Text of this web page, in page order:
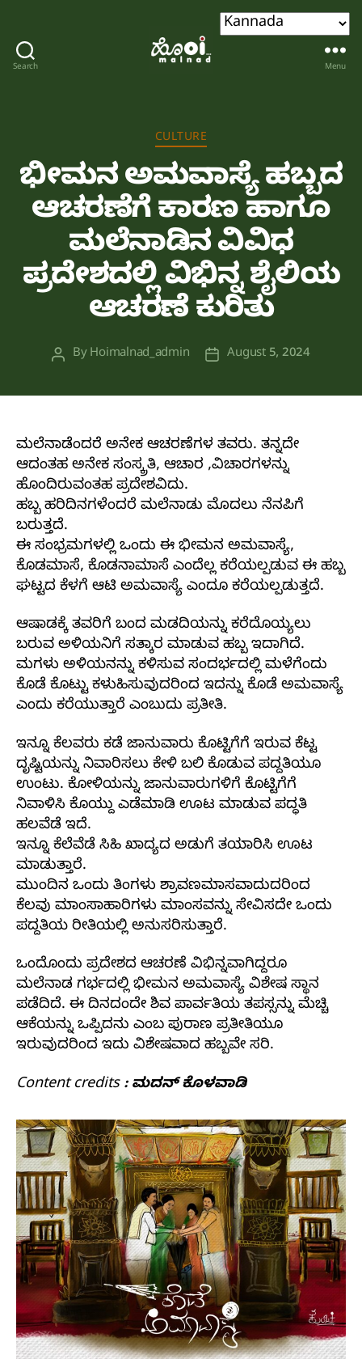
Search Menu
Categories
CULTURE
ಭೀಮನ ಅಮವಾಸ್ಯೆ ಹಬ್ಬದ
ಆಚರಣೆಗೆ ಕಾರಣ ಹಾಗೂ
ಮಲೆನಾಡಿನ ವಿವಿಧ
ಪ್ರದೇಶದಲ್ಲಿ ವಿಭಿನ್ನ ಶೈಲಿಯ
ಆಚರಣೆ ಕುರಿತು
PostBy Hoimalnad_admin
PostAugust 5, 2024
ಮಲೆನಾಡೆಂದರೆ ಅನೇಕ ಆಚರಣೆಗಳ ತವರು. ತನ್ನದೇ
ಆದಂತಹ ಅನೇಕ ಸಂಸ್ಕ್ರತಿ, ಆಚಾರ ,ವಿಚಾರಗಳನ್ನು
ಹೊಂದಿರುವಂತಹ ಪ್ರದೇಶವಿದು.
ಹಬ್ಬ ಹರಿದಿನಗಳೆಂದರೆ ಮಲೆನಾಡು ಮೊದಲು ನೆನಪಿಗೆ
ಬರುತ್ತದೆ.
ಈ ಸಂಭ್ರಮಗಳಲ್ಲಿ ಒಂದು ಈ ಭೀಮನ ಅಮವಾಸ್ಯೆ,
ಕೊಡಮಾಸೆ, ಕೊಡನಾಮಾಸೆ ಎಂದೆಲ್ಲ ಕರೆಯಲ್ಪಡುವ ಈ ಹಬ್ಬ
ಘಟ್ಟದ ಕೆಳಗೆ ಆಟಿ ಅಮವಾಸ್ಯೆ ಎಂದೂ ಕರೆಯಲ್ಪಡುತ್ತದೆ.
ಆಷಾಡಕ್ಕೆ ತವರಿಗೆ ಬಂದ ಮಡದಿಯನ್ನು ಕರೆದೊಯ್ಯಲು
ಬರುವ ಅಳಿಯನಿಗೆ ಸತ್ಕಾರ ಮಾಡುವ ಹಬ್ಬ ಇದಾಗಿದೆ.
ಮಗಳು ಅಳಿಯನನ್ನು ಕಳಿಸುವ ಸಂದರ್ಭದಲ್ಲಿ ಮಳೆಗೆಂದು
ಕೊಡೆ ಕೊಟ್ಟು ಕಳುಹಿಸುವುದರಿಂದ ಇದನ್ನು ಕೊಡೆ ಅಮವಾಸ್ಯೆ
ಎಂದು ಕರೆಯುತ್ತಾರೆ ಎಂಬುದು ಪ್ರತೀತಿ.
ಇನ್ನೂ ಕೆಲವರು ಕಡೆ ಜಾನುವಾರು ಕೊಟ್ಟಿಗೆಗೆ ಇರುವ ಕೆಟ್ಟ
ದೃಷ್ಟಿಯನ್ನು ನಿವಾರಿಸಲು ಕೇಳಿ ಬಲಿ ಕೊಡುವ ಪದ್ದತಿಯೂ
ಉಂಟು. ಕೋಳಿಯನ್ನು ಜಾನುವಾರುಗಳಿಗೆ ಕೊಟ್ಟಿಗೆಗೆ
ನಿವಾಳಿಸಿ ಕೊಯ್ದು ಎಡೆಮಾಡಿ ಊಟ ಮಾಡುವ ಪದ್ಧತಿ
ಹಲವೆಡೆ ಇದೆ.
ಇನ್ನೂ ಕೆಲೆವೆಡೆ ಸಿಹಿ ಖಾದ್ಯದ ಅಡುಗೆ ತಯಾರಿಸಿ ಊಟ
ಮಾಡುತ್ತಾರೆ.
ಮುಂದಿನ ಒಂದು ತಿಂಗಳು ಶ್ರಾವಣಮಾಸವಾದುದರಿಂದ
ಕೆಲವು ಮಾಂಸಾಹಾರಿಗಳು ಮಾಂಸವನ್ನು ಸೇವಿಸದೇ ಒಂದು
ಪದ್ದತಿಯ ರೀತಿಯಲ್ಲಿ ಅನುಸರಿಸುತ್ತಾರೆ.
ಒಂದೊಂದು ಪ್ರದೇಶದ ಆಚರಣೆ ವಿಭಿನ್ನವಾಗಿದ್ದರೂ
ಮಲೆನಾಡ ಗರ್ಭದಲ್ಲಿ ಭೀಮನ ಅಮವಾಸ್ಯೆ ವಿಶೇಷ ಸ್ಥಾನ
ಪಡೆದಿದೆ. ಈ ದಿನದಂದೇ ಶಿವ ಪಾರ್ವತಿಯ ತಪಸ್ಸನ್ನು ಮೆಚ್ಚಿ
ಆಕೆಯನ್ನು ಒಪ್ಪಿದನು ಎಂಬ ಪುರಾಣ ಪ್ರತೀತಿಯೂ
ಇರುವುದರಿಂದ ಇದು ವಿಶೇಷವಾದ ಹಬ್ಬವೇ ಸರಿ.
Content credits : ಮದನ್ ಕೊಳವಾಡಿ